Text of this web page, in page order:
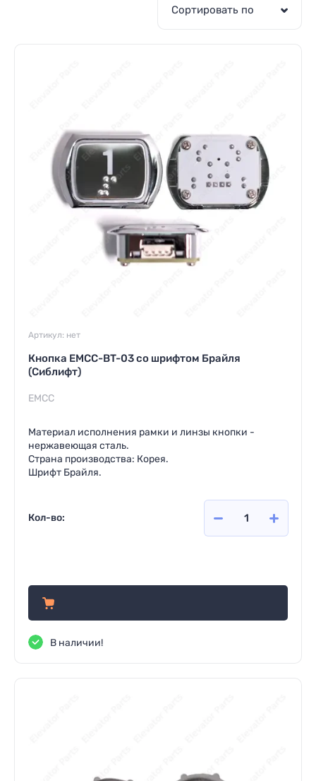
Цены на сайте указаны с НДС
Сортировать по
Артикул: нет
Кнопка EMCC-BT-03 со шрифтом Брайля
(Сиблифт)
EMCC
Материал исполнения рамки и линзы кнопки -
нержавеющая сталь.
Страна производства: Корея.
Шрифт Брайля.
Кол-во:
В наличии!